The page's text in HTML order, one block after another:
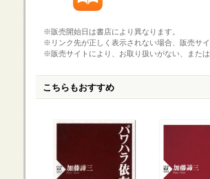
※販売開始日は書店により異なります。
※リンク先が正しく表示されない場合、販売サ
※販売サイトにより、お取り扱いがない、また
こちらもおすすめ